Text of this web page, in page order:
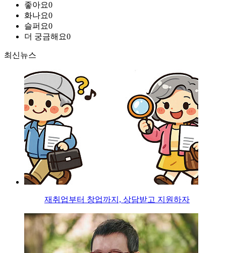
좋아요0
화나요0
슬퍼요0
더 궁금해요0
최신뉴스
재취업부터 창업까지, 상담받고 지원하자